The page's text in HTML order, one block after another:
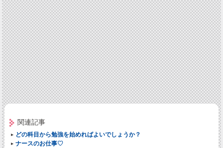
関連記事
どの科目から勉強を始めればよいでしょうか？
ナースのお仕事♡